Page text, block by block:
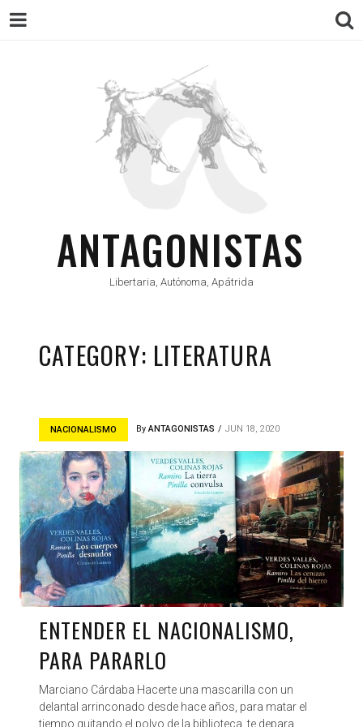
ANTAGONISTAS
Libertaria, Autónoma, Apátrida
CATEGORY: LITERATURA
NACIONALISMO ByANTAGONISTAS JUN 18, 2020
ENTENDER EL NACIONALISMO,
PARA PARARLO
Marciano Cárdaba Hacerte una mascarilla con un
delantal arrinconado desde hace años, para matar el
tiempo quitando el polvo de la biblioteca, te depara